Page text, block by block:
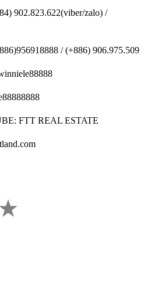
902.823.622(viber/zalo) /
/ (+886) 906.975.509
FTT REAL ESTATE